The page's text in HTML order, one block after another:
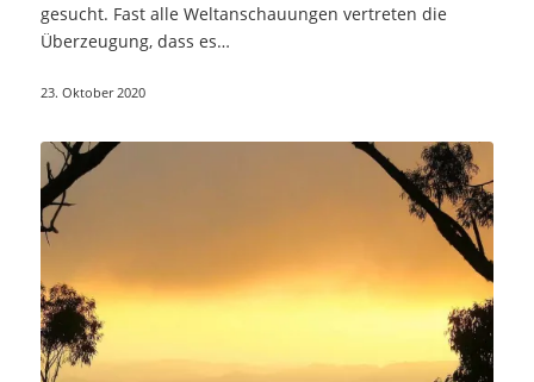
gesucht. Fast alle Weltanschauungen vertreten die
Überzeugung, dass es…
23. Oktober 2020